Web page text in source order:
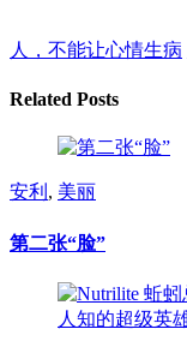
人，不能让心情生病
Related Posts
安利 , 美丽
第二张“脸”